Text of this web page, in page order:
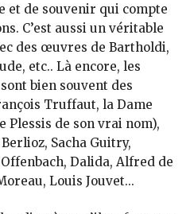
et de souvenir qui compte
C’est aussi un véritable
des œuvres de Bartholdi,
etc.. Là encore, les
bien souvent des
Truffaut, la Dame
Plessis de son vrai nom),
Sacha Guitry,
Dalida, Alfred de
Louis Jouvet...